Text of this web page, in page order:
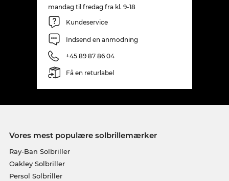
mandag til fredag fra kl. 9-18
Kundeservice
Indsend en anmodning
+45 89 87 86 04
Få en returlabel
Vores mest populære solbrillemærker
Ray-Ban Solbriller
Oakley Solbriller
Persol Solbriller